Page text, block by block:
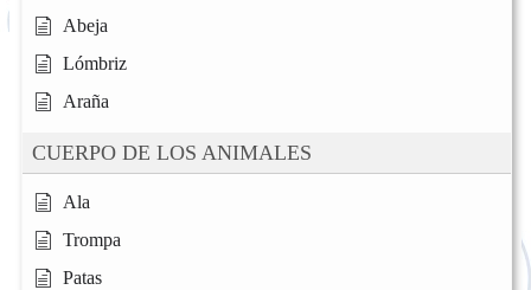
Abeja
Lómbriz
Araña
CUERPO DE LOS ANIMALES
Ala
Trompa
Patas